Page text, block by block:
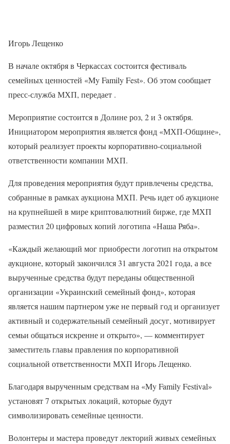
Игорь Лещенко
В начале октября в Черкассах состоится фестиваль
семейных ценностей «My Family Fest». Об этом сообщает
пресс-служба МХП, передает .
Мероприятие состоится в Долине роз, 2 и 3 октября.
Инициатором мероприятия является фонд «МХП-Общине»,
который реализует проекты корпоративно-социальной
ответственности компании МХП.
Для проведения мероприятия будут привлечены средства,
собранные в рамках аукциона МХП. Речь идет об аукционе
на крупнейшей в мире криптовалютний бирже, где МХП
разместил 20 цифровых копий логотипа «Наша Ряба».
«Каждый желающий мог приобрести логотип на открытом
аукционе, который закончился 31 августа 2021 года, а все
вырученные средства будут переданы общественной
организации «Украинский семейный фонд», которая
является нашим партнером уже не первый год и организует
активный и содержательный семейный досуг, мотивирует
семьи общаться искренне и открыто», — комментирует
заместитель главы правления по корпоративной
социальной ответственности МХП Игорь Лещенко.
Благодаря вырученным средствам на «My Family Festival»
установят 7 открытых локаций, которые будут
символизировать семейные ценности.
Волонтеры и мастера проведут лекторий живых семейных